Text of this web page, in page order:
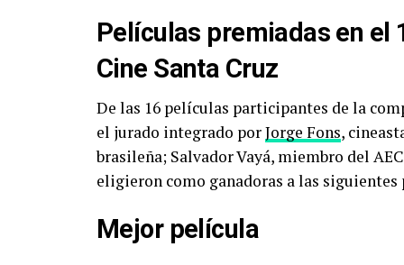
Películas premiadas en el
Cine Santa Cruz
De las 16 películas participantes de la
el jurado integrado porJorge Fons,
brasileña; Salvador Vayá, miembro del
eligieron como ganadoras a las siguientes
Mejor película